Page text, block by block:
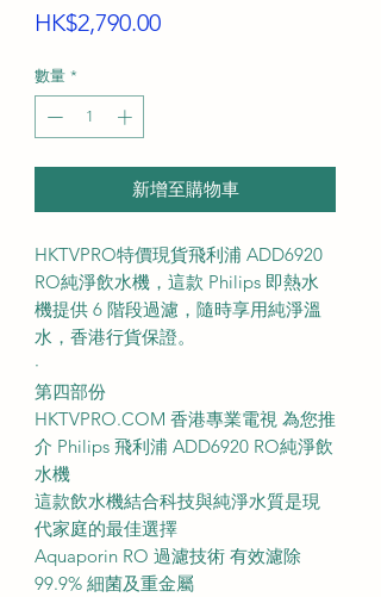
HK$2,790.00價
數量 *
新增至購物車
HKTVPRO特價現貨飛利浦 ADD6920
RO純淨飲水機，這款 Philips 即熱水
機提供 6 階段過濾，隨時享用純淨溫
水，香港行貨保證。
·
第四部份
HKTVPRO.COM 香港專業電視 為您推
介 Philips 飛利浦 ADD6920 RO純淨飲
水機
這款飲水機結合科技與純淨水質是現
代家庭的最佳選擇
Aquaporin RO 過濾技術 有效濾除
99.9% 細菌及重金屬